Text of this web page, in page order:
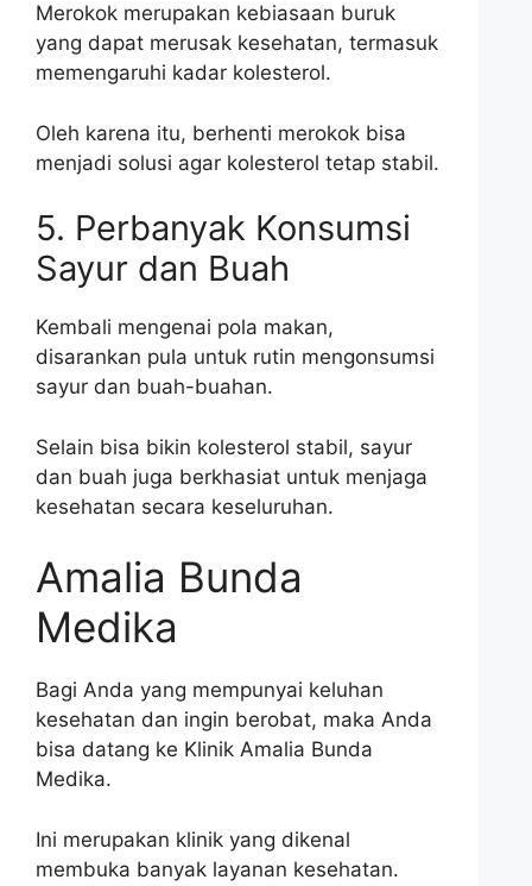
Merokok merupakan kebiasaan buruk
yang dapat merusak kesehatan, termasuk
memengaruhi kadar kolesterol.
Oleh karena itu, berhenti merokok bisa
menjadi solusi agar kolesterol tetap stabil.
5. Perbanyak Konsumsi
Sayur dan Buah
Kembali mengenai pola makan,
disarankan pula untuk rutin mengonsumsi
sayur dan buah-buahan.
Selain bisa bikin kolesterol stabil, sayur
dan buah juga berkhasiat untuk menjaga
kesehatan secara keseluruhan.
Amalia Bunda
Medika
Bagi Anda yang mempunyai keluhan
kesehatan dan ingin berobat, maka Anda
bisa datang ke Klinik Amalia Bunda
Medika.
Ini merupakan klinik yang dikenal
membuka banyak layanan kesehatan.